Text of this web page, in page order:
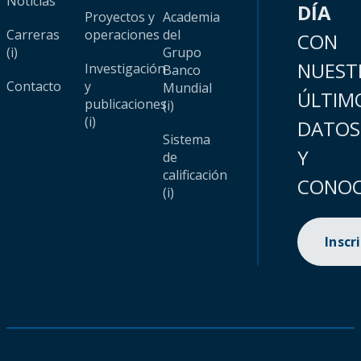
Carreras
(i)
Contacto
Proyectos y
operaciones
Investigación
y
publicaciones
(i)
Academia
del
Grupo
Banco
Mundial
(i)
Sistema
de
calificación
(i)
DÍA
CON
DATOS
Y